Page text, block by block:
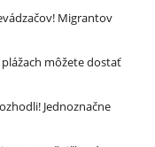
Migrantov
môžete dostať
Jednoznačne